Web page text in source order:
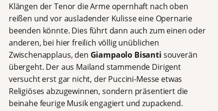
Klängen der Tenor die Arme opernhaft nach oben
reißen und vor ausladender Kulisse eine Opernarie
beenden könnte. Dies führt dann auch zum einen oder
anderen, bei hier freilich völlig unüblichen
Zwischenapplaus, den Giampaolo Bisanti souverän
übergeht. Der aus Mailand stammende Dirigent
versucht erst gar nicht, der Puccini-Messe etwas
Religiöses abzugewinnen, sondern präsentiert die
beinahe feurige Musik engagiert und zupackend.